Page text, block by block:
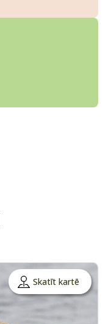
Skatīt kartē